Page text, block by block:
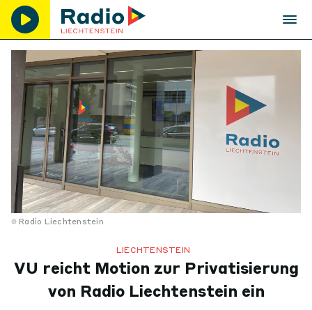
Radio Liechtenstein
LIECHTENSTEIN
VU reicht Motion zur Privatisierung
von Radio Liechtenstein ein